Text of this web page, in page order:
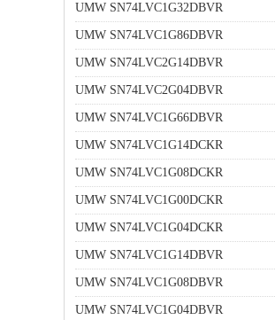
UMW SN74LVC1G32DBVR
UMW SN74LVC1G86DBVR
UMW SN74LVC2G14DBVR
UMW SN74LVC2G04DBVR
UMW SN74LVC1G66DBVR
UMW SN74LVC1G14DCKR
UMW SN74LVC1G08DCKR
UMW SN74LVC1G00DCKR
UMW SN74LVC1G04DCKR
UMW SN74LVC1G14DBVR
UMW SN74LVC1G08DBVR
UMW SN74LVC1G04DBVR